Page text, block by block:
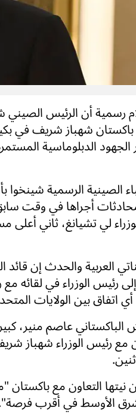
رسمية أن الرئيس
باكستان شهباز شريف في
الدبلوماسية
الصينية الرسمية
أجراها في وقت
لي تشيانغ، ثاني
العربية والحدث إن
رئيس الوزراء في لقائه
اتفاق بين الولايات
عاصم منير،
مع رئيس الوزراء شهباز
التعاون مع
الأوسط في أقرب